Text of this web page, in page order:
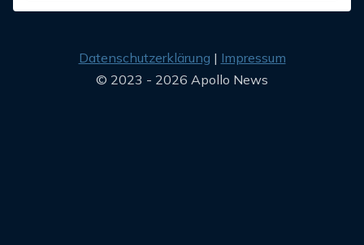
Datenschutzerklärung
Impressum
© 2023 - 2026 Apollo News